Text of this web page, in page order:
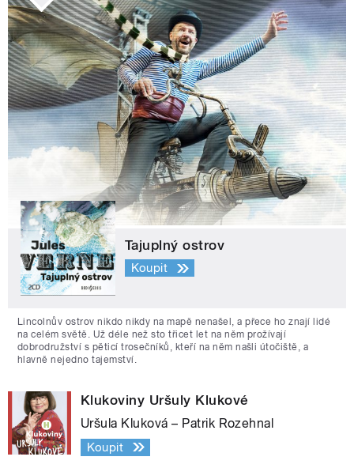
Tajuplný ostrov
Koupit
Lincolnův ostrov nikdo nikdy na mapě nenašel, a přece ho znají lidé
na celém světě. Už déle než sto třicet let na něm prožívají
dobrodružství s pěticí trosečníků, kteří na něm našli útočiště, a
hlavně nejedno tajemství.
Klukoviny Uršuly Klukové
Uršula Kluková – Patrik Rozehnal
Koupit